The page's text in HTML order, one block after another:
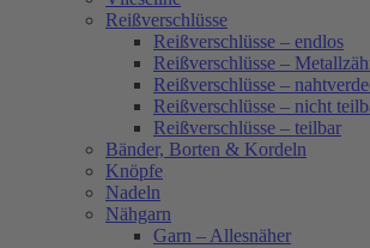
Reißverschlüsse
Reißverschlüsse – endlos
Reißverschlüsse –
Reißverschlüsse –
Reißverschlüsse – nicht
Reißverschlüsse – teilbar
Bänder, Borten & Kordeln
Knöpfe
Nadeln
Nähgarn
Garn – Allesnäher